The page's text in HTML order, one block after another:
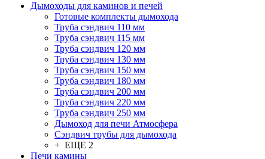
Дымоходы для каминов и печей
Готовые комплекты дымохода
Труба сэндвич 110 мм
Труба сэндвич 115 мм
Труба сэндвич 120 мм
Труба сэндвич 130 мм
Труба сэндвич 150 мм
Труба сэндвич 180 мм
Труба сэндвич 200 мм
Труба сэндвич 220 мм
Труба сэндвич 250 мм
Дымоход для печи Атмосфера
Сэндвич трубы для дымохода
+ ЕЩЕ 2
Печи камины